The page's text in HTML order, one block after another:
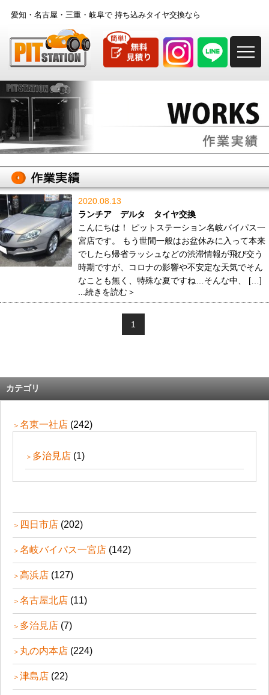
愛知・名古屋・三重・岐阜で持ち込みタイヤ交換なら
2020.08.13
ランチア デルタ タイヤ交換
こんにちは！ ピットステーション名岐バイパス一
宮店です。 もう世間一般はお盆休みに入って本来
でしたら帰省ラッシュなどの渋滞情報が飛び交う
時期ですが、コロナの影響や不安定な天気でそん
なことも無く、特殊な夏ですね…そんな中、 […]
...続きを読む＞
1
カテゴリ
名東一社店 (242)
多治見店 (1)
四日市店 (202)
名岐バイパス一宮店 (142)
高浜店 (127)
名古屋北店 (11)
多治見店 (7)
丸の内本店 (224)
津島店 (22)